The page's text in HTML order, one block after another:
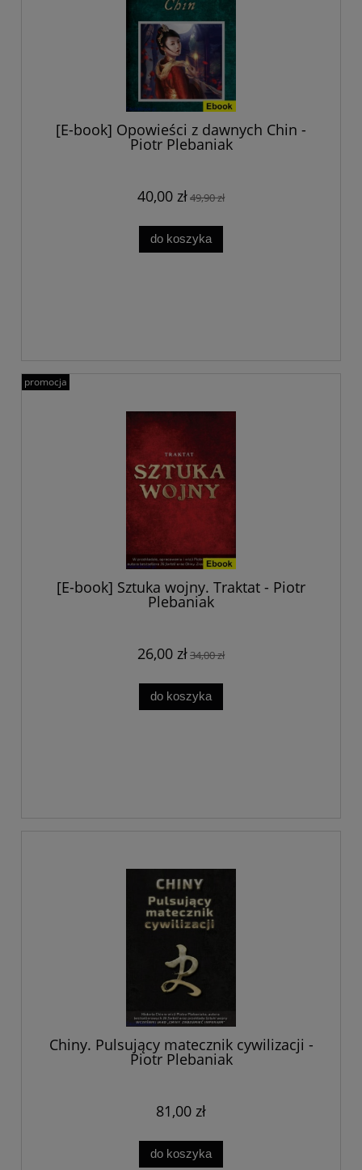
[E-book] Opowieści z dawnych Chin -
Piotr Plebaniak
40,00 zł49,90 zł
do koszyka
[E-book] Sztuka wojny. Traktat - Piotr
Plebaniak
26,00 zł34,00 zł
do koszyka
promocja
Chiny. Pulsujący matecznik cywilizacji -
Piotr Plebaniak
81,00 zł
do koszyka